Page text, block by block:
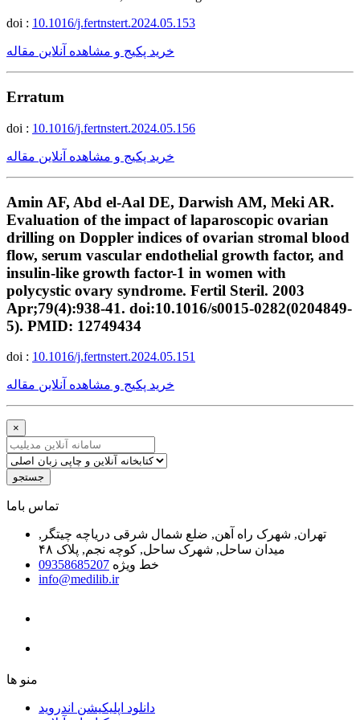
doi : 10.1016/j.fertnstert.2024.05.153
خرید پکیج و مشاهده آنلاین مقاله
Erratum
doi : 10.1016/j.fertnstert.2024.05.156
خرید پکیج و مشاهده آنلاین مقاله
Amin AF, Abd el-Aal DE, Darwish AM, Meki AR.
Evaluation of the impact of laparoscopic ovarian
drilling on Doppler indices of ovarian stromal blood
flow, serum vascular endothelial growth factor, and
insulin-like growth factor-1 in women with
polycystic ovary syndrome. Fertil Steril. 2003
Apr;79(4):938-41. doi:10.1016/s0015-0282(0204849-
5). PMID: 12749434
doi : 10.1016/j.fertnstert.2024.05.151
خرید پکیج و مشاهده آنلاین مقاله
×
جستجو
ﺗﻤﺎﺱ ﺑﺎﻣﺎ
تهران, شهرک راه آهن, ضلع شمال شرقی دریاچه چیتگر,
میدان ساحل, شهرک ساحل, کوچه نجم, پلاک ۴۸
خط ویژه 09358685207
info@medilib.ir
ﻣﻨﻮ ﻫﺎ
دانلود اپلیکیشن اندروید